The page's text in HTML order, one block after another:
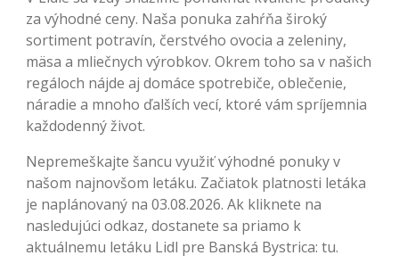
za výhodné ceny. Naša ponuka zahŕňa široký
sortiment potravín, čerstvého ovocia a zeleniny,
mäsa a mliečnych výrobkov. Okrem toho sa v našich
regáloch nájde aj domáce spotrebiče, oblečenie,
náradie a mnoho ďalších vecí, ktoré vám spríjemnia
každodenný život.
Nepremeškajte šancu využiť výhodné ponuky v
našom najnovšom letáku. Začiatok platnosti letáka
je naplánovaný na 03.08.2026. Ak kliknete na
nasledujúci odkaz, dostanete sa priamo k
aktuálnemu letáku Lidl pre Banská Bystrica: tu.